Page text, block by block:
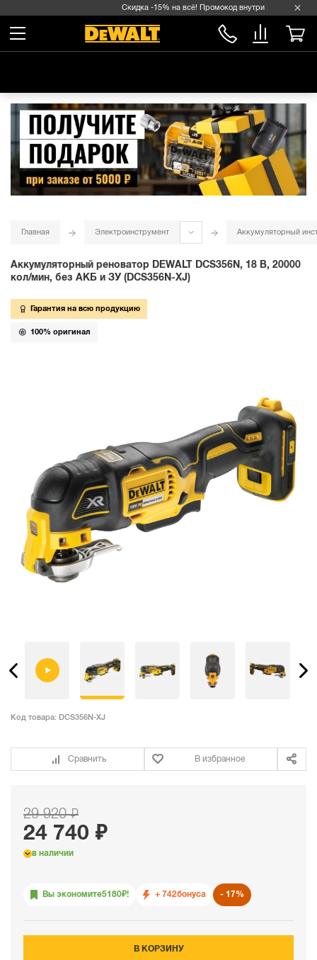
Скидка -15% на всё! Промокод внутри →
Главная Электроинструмент Аккумуляторный
Аккумуляторный реноватор DEWALT DCS356N, 18 В, 20000
кол/мин, без АКБ и ЗУ (DCS356N-XJ)
Гарантия на всю продукцию
100% оригинал
Код товара: DCS356N-XJ
Сравнить В избранное
29 920 ₽
24 740 ₽
в наличии
Вы экономите5180₽! + 742бонуса 17%
В КОРЗИНУ